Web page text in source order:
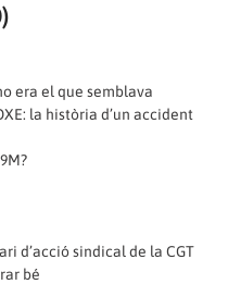
era el que semblava
la història d’un accident
d’acció sindical de la CGT
bé